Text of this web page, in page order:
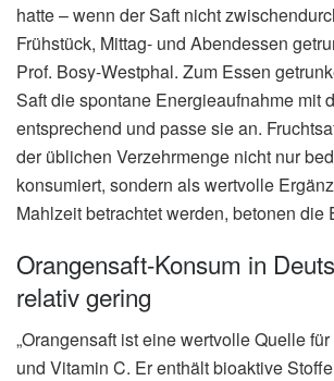
hatte – wenn der Saft nicht
Frühstück, Mittag- und Abendessen
Prof. Bosy-Westphal. Zum Essen
Saft die spontane Energieaufnahme mit
entsprechend und passe sie an.
der üblichen Verzehrmenge nicht nur
konsumiert, sondern als wertvolle
Mahlzeit betrachtet werden, betonen die
Orangensaft-Konsum in
relativ gering
„Orangensaft ist eine wertvolle Quelle
und Vitamin C. Er enthält bioaktive